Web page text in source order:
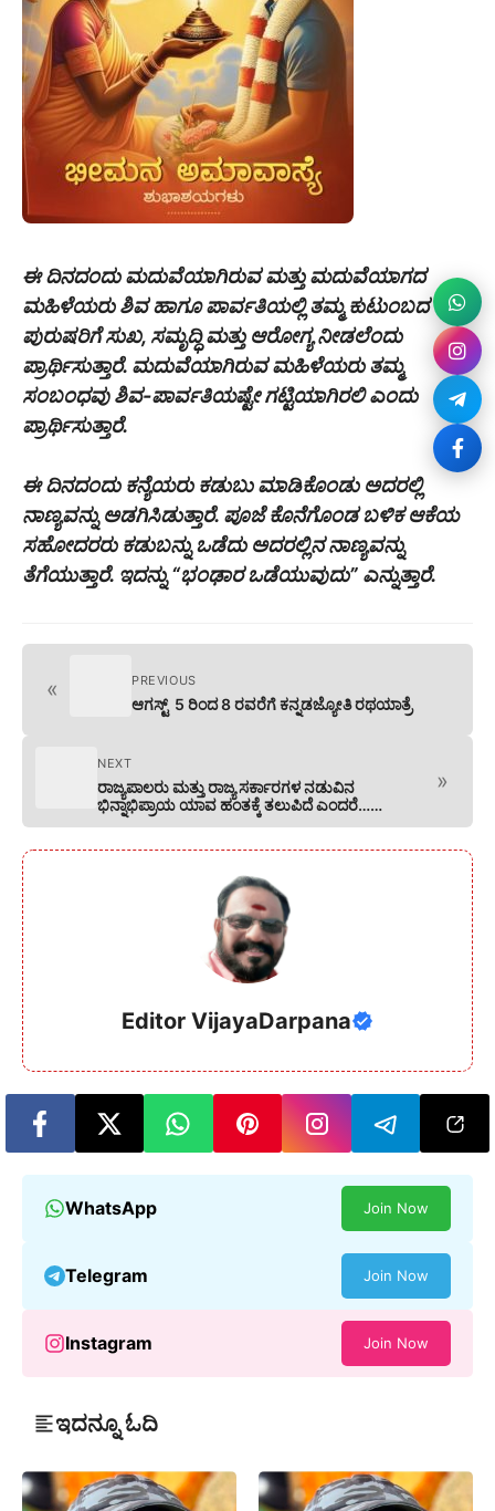
ಈ ದಿನದಂದು ಮದುವೆಯಾಗಿರುವ ಮತ್ತು ಮದುವೆಯಾಗದ
ಮಹಿಳೆಯರು ಶಿವ ಹಾಗೂ ಪಾರ್ವತಿಯಲ್ಲಿ ತಮ್ಮ ಕುಟುಂಬದ
ಪುರುಷರಿಗೆ ಸುಖ, ಸಮೃದ್ಧಿ ಮತ್ತು ಆರೋಗ್ಯ ನೀಡಲೆಂದು
ಪ್ರಾರ್ಥಿಸುತ್ತಾರೆ. ಮದುವೆಯಾಗಿರುವ ಮಹಿಳೆಯರು ತಮ್ಮ
ಸಂಬಂಧವು ಶಿವ-ಪಾರ್ವತಿಯಷ್ಟೇ ಗಟ್ಟಿಯಾಗಿರಲಿ ಎಂದು
ಪ್ರಾರ್ಥಿಸುತ್ತಾರೆ.
ಈ ದಿನದಂದು ಕನ್ಯೆಯರು ಕಡುಬು ಮಾಡಿಕೊಂಡು ಅದರಲ್ಲಿ
ನಾಣ್ಯವನ್ನು ಅಡಗಿಸಿಡುತ್ತಾರೆ. ಪೂಜೆ ಕೊನೆಗೊಂಡ ಬಳಿಕ ಆಕೆಯ
ಸಹೋದರರು ಕಡುಬನ್ನು ಒಡೆದು ಅದರಲ್ಲಿನ ನಾಣ್ಯವನ್ನು
ತೆಗೆಯುತ್ತಾರೆ. ಇದನ್ನು “ಭಂಢಾರ ಒಡೆಯುವುದು” ಎನ್ನುತ್ತಾರೆ.
« PREVIOUS
ಆಗಸ್ಟ್ 5 ರಿಂದ 8 ರವರೆಗೆ ಕನ್ನಡಜ್ಯೋತಿ ರಥಯಾತ್ರೆ
NEXT
ರಾಜ್ಯಪಾಲರು ಮತ್ತು ರಾಜ್ಯ ಸರ್ಕಾರಗಳ ನಡುವಿನ
ಭಿನ್ನಾಭಿಪ್ರಾಯ ಯಾವ ಹಂತಕ್ಕೆ ತಲುಪಿದೆ ಎಂದರೆ……
»
Editor VijayaDarpana
WhatsApp Join Now
Telegram Join Now
Instagram Join Now
ಇದನ್ನೂ ಓದಿ